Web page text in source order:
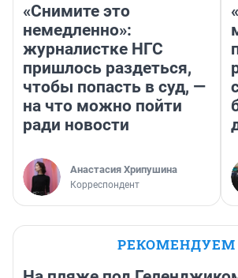
«Снимите это
немедленно»:
журналистке НГС
пришлось раздеться,
чтобы попасть в суд, —
на что можно пойти
ради новости
Анастасия Хрипушина
Корреспондент
РЕКОМЕНДУЕМ